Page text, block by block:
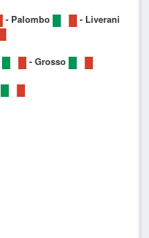
- Palombo - Liverani
- Grosso